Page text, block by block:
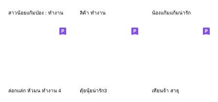
สาวน้อยแก้มป่อง : ทำงาน ลิต้า ทำงาน น้องแก้มแก้มน่ารัก
ล่อกแล่ก หัวมน ทำงาน 4 ตุ้ยนุ้ยน่ารัก3 เทียนจ้า สาธุ